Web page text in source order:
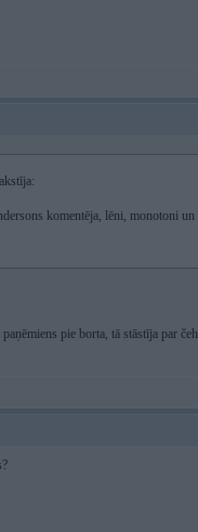
komentēja, lēni, monotoni un
pie borta, tā stāstīja par